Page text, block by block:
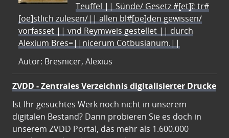
Teuffel || Sünde/ Gesetz #[et]c̃ tr#
[oe]stlich zulesen/|| allen bl#[oe]den gewissen/
vorfasset || vnd Reymweis gestellet || durch
Alexium Bres=||nicerum Cotbusianum.||
Autor: Bresnicer, Alexius
ZVDD - Zentrales Verzeichnis digitalisierter Drucke
Ist Ihr gesuchtes Werk noch nicht in unserem
digitalen Bestand? Dann probieren Sie es doch in
unserem ZVDD Portal, das mehr als 1.600.000